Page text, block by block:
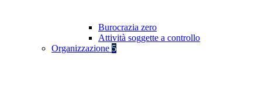
Burocrazia zero
Attività soggette a controllo
Organizzazione 5